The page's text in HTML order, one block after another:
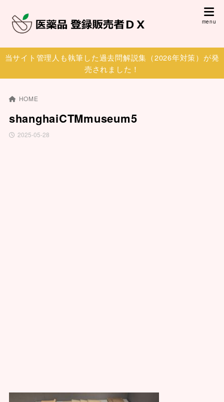
当サイト管理人も執筆した過去問解説集（2026年対策）が発
売されました！
HOME
shanghaiCTMmuseum5
2025-05-28